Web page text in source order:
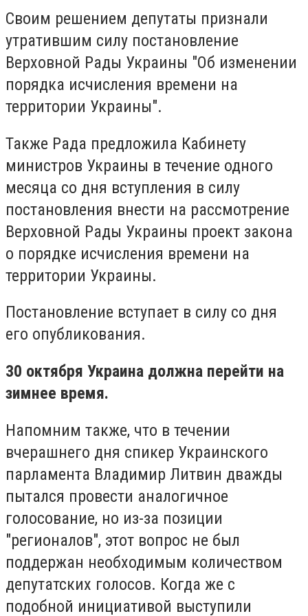
Своим решением депутаты признали
утратившим силу постановление
Верховной Рады Украины "Об изменении
порядка исчисления времени на
территории Украины".
Также Рада предложила Кабинету
министров Украины в течение одного
месяца со дня вступления в силу
постановления внести на рассмотрение
Верховной Рады Украины проект закона
о порядке исчисления времени на
территории Украины.
Постановление вступает в силу со дня
его опубликования.
30 октября Украина должна перейти на
зимнее время.
Напомним также, что в течении
вчерашнего дня спикер Украинского
парламента Владимир Литвин дважды
пытался провести аналогичное
голосование, но из-за позиции
"регионалов", этот вопрос не был
поддержан необходимым количеством
депутатских голосов. Когда же с
подобной инициативой выступили